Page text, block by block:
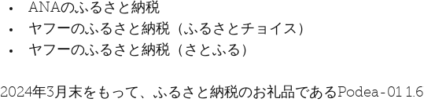
ANAのふるさと納税
ヤフーのふるさと納税（ふるさとチョイス）
ヤフーのふるさと納税（さとふる）
2024年3月末をもって、ふるさと納税のお礼品であるPodea-01